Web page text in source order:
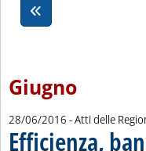
Giugno
28/06/2016 - Atti delle
Efficienza,